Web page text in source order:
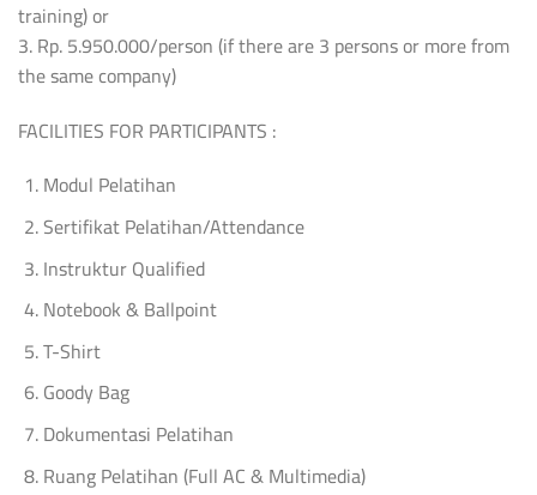
training) or
3. Rp. 5.950.000/person (if there are 3 persons or more from
the same company)
FACILITIES FOR PARTICIPANTS :
Modul Pelatihan
Sertifikat Pelatihan/Attendance
Instruktur Qualified
Notebook & Ballpoint
T-Shirt
Goody Bag
Dokumentasi Pelatihan
Ruang Pelatihan (Full AC & Multimedia)